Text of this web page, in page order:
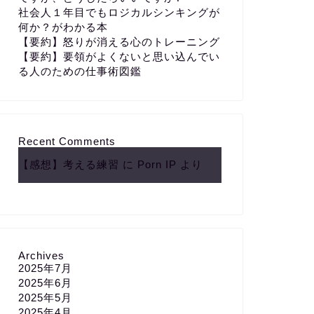
社会人１年目でもロジカルシンキングが
何か？がわかる本
【要約】怒りが消える心のトレーニング
【要約】要領がよくないと思い込んでい
る人のための仕事術図鑑
Recent Comments
【感想】考える練習 に Porn IP より
Archives
2025年7月
2025年6月
2025年5月